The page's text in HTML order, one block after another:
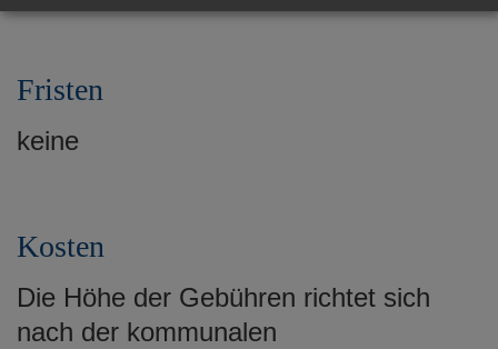
Fristen
keine
Kosten
Die Höhe der Gebühren richtet sich
nach der kommunalen